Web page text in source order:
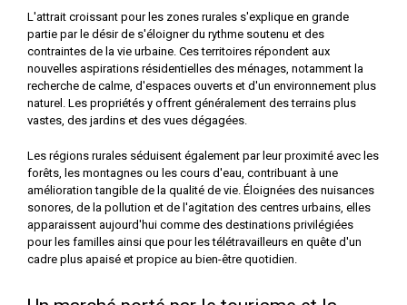
L'attrait croissant pour les zones rurales s'explique en grande
partie par le désir de s'éloigner du rythme soutenu et des
contraintes de la vie urbaine. Ces territoires répondent aux
nouvelles aspirations résidentielles des ménages, notamment la
recherche de calme, d'espaces ouverts et d'un environnement plus
naturel. Les propriétés y offrent généralement des terrains plus
vastes, des jardins et des vues dégagées.
Les régions rurales séduisent également par leur proximité avec les
forêts, les montagnes ou les cours d'eau, contribuant à une
amélioration tangible de la qualité de vie. Éloignées des nuisances
sonores, de la pollution et de l'agitation des centres urbains, elles
apparaissent aujourd'hui comme des destinations privilégiées
pour les familles ainsi que pour les télétravailleurs en quête d'un
cadre plus apaisé et propice au bien-être quotidien.